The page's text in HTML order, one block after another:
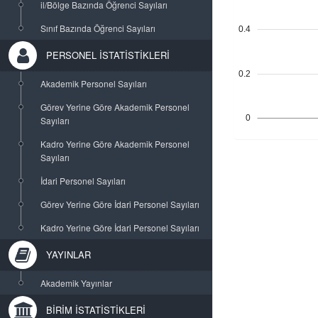
il/Bölge Bazında Öğrenci Sayıları
Sınıf Bazında Öğrenci Sayıları
PERSONEL İSTATİSTİKLERİ
Akademik Personel Sayıları
Görev Yerine Göre Akademik Personel
Sayıları
Kadro Yerine Göre Akademik Personel
Sayıları
İdari Personel Sayıları
Görev Yerine Göre İdari Personel Sayıları
Kadro Yerine Göre İdari Personel Sayıları
YAYINLAR
Akademik Yayınlar
BİRİM İSTATİSTİKLERİ
0
0.2
0.4